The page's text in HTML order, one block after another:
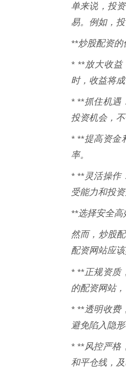
单来说，投
易。例如，
**炒股配资的
* **放大收益
时，收益将成
* **抓住机遇
投资机会，不
* **提高资金
率。
* **灵活操作
受能力和投
**选择安全
然而，炒股
配资网站应
* **正规资质
的配资网站
* **透明收费
避免陷入隐
* **风控严格
和平仓线，